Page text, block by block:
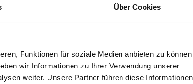
Über Cookies
Funktionen für soziale Medien anbieten zu können
wir Informationen zu Ihrer Verwendung unserer
weiter. Unsere Partner führen diese Informationen